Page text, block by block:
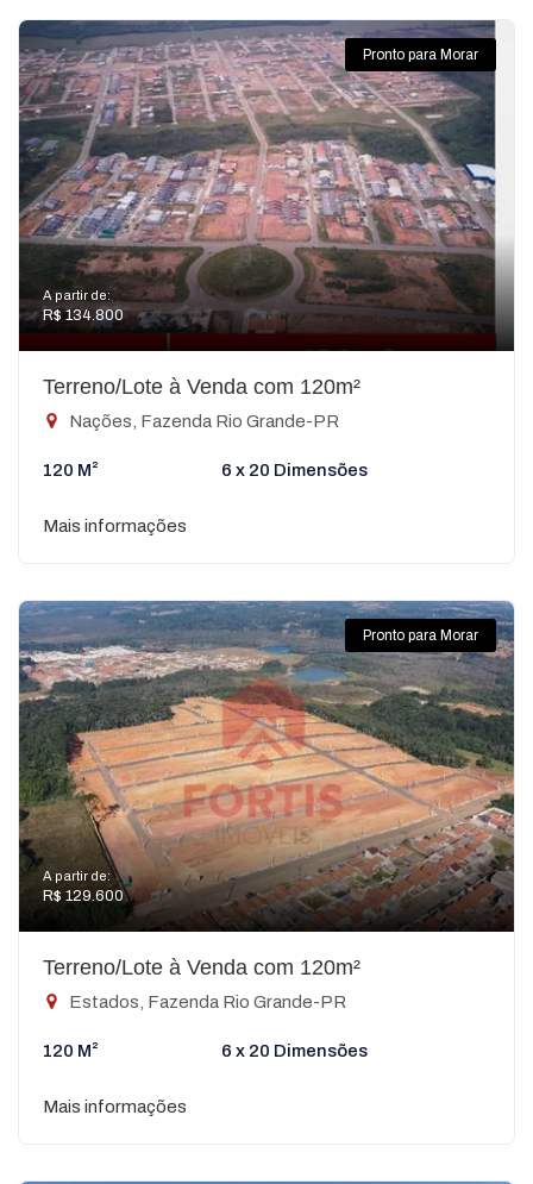
Pronto para Morar
A partir de:
R$ 134.800
Terreno/Lote à Venda com 120m²
Nações, Fazenda Rio Grande-PR
120 M² 6 x 20 Dimensões
Mais informações
Pronto para Morar
A partir de:
R$ 129.600
Terreno/Lote à Venda com 120m²
Estados, Fazenda Rio Grande-PR
120 M² 6 x 20 Dimensões
Mais informações